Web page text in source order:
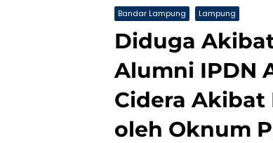
Bandar Lampung Lampung
Diduga
Alumni IPDN
Cidera
oleh Oknum